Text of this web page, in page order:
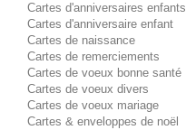
Cartes d'anniversaires enfants
Cartes d'anniversaire enfant
Cartes de naissance
Cartes de remerciements
Cartes de voeux bonne santé
Cartes de voeux divers
Cartes de voeux mariage
Cartes & enveloppes de noël